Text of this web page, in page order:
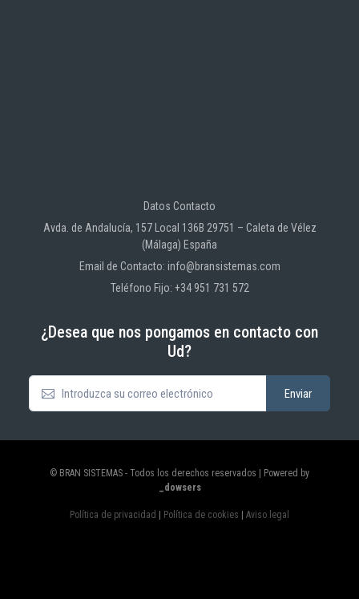
Datos Contacto
Avda. de Andalucía, 157 Local 136B 29751 – Caleta de Vélez
(Málaga) España
Email de Contacto: info@bransistemas.com
Teléfono Fijo: +34 951 731 572
¿Desea que nos pongamos en contacto con
Ud?
© BRAN SISTEMAS - Todos los derechos reservados | Powered by
_dowsers
Política de privacidad | Política de cookies | Aviso legal